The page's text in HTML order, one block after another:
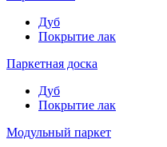
Дуб
Покрытие лак
Паркетная доска
Дуб
Покрытие лак
Модульный паркет